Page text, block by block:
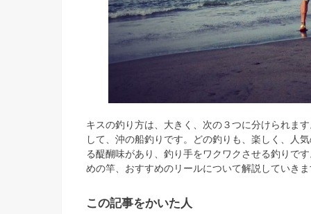
キスの釣り方は、大きく、次の３つに分けられま
して、沖の船釣りです。どの釣りも、楽しく、人
る醍醐味があり、釣り手をワクワクさせる釣りで
めの竿、おすすめのリールについて解説していきま
この記事をかいた人